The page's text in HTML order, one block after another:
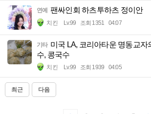
연예 팬싸인회 하츠투하츠 정이안
치킨 Lv.99 조회 1351 04:07
기타 미국 LA, 코리아타운 명동교자
수, 콩국수
치킨 Lv.99 조회 1939 04:05
최근 다음